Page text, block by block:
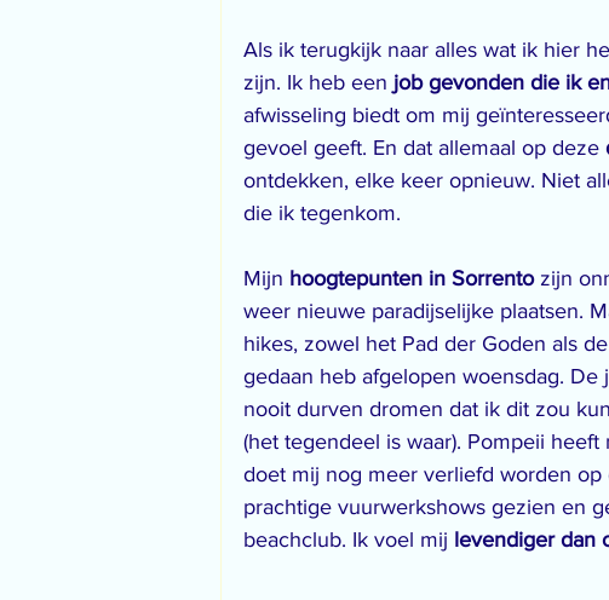
Als ik terugkijk naar alles wat ik hier
zijn. Ik heb een job gevonden die ik
afwisseling biedt om mij
gevoel geeft. En dat allemaal op deze
ontdekken, elke keer opnieuw. Niet
die ik tegenkom.
Mijn hoogtepunten in Sorrento zijn
weer nieuwe paradijselijke plaatsen.
hikes, zowel het Pad der Goden als
gedaan heb afgelopen woensdag.
nooit durven dromen dat ik dit zou
(het tegendeel is waar). Pompeii
doet mij nog meer verliefd worden
prachtige vuurwerkshows gezien en
beachclub. Ik voel mij levendiger dan